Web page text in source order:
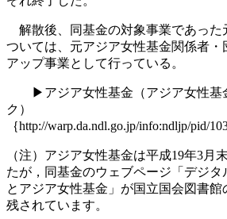
解散後、同基金の対象事業であった
ついては、元アジア女性基金関係者・
アップ事業として行っている。
▶アジア女性基金（アジア女性基
ク）
｛http://warp.da.ndl.go.jp/info:ndljp/pid/
（注）アジア女性基金は平成19年3月
たが，同基金のウェブページ「デジ
とアジア女性基金」が国立国会図書館
残されています。